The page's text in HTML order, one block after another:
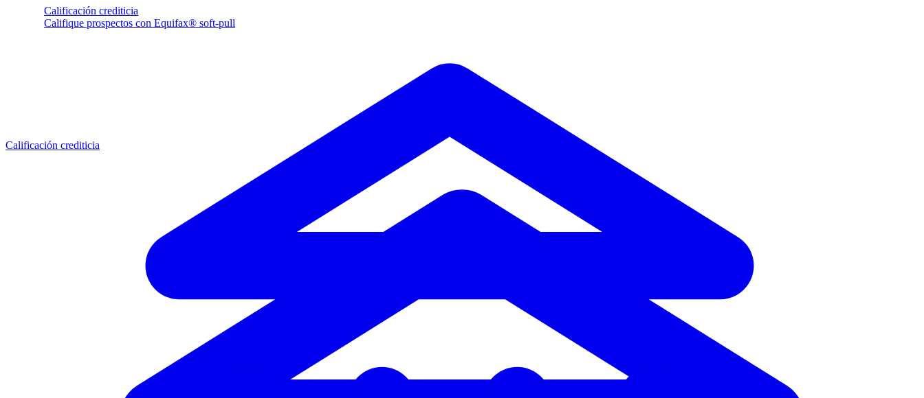
Calificación crediticia
Califique prospectos con Equifax® soft-pull
Calificación crediticia